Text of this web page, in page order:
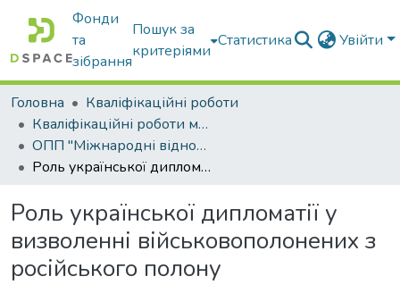
Фонди
та
зібрання
Пошук за
критеріями
Статистика Увійти
Головна
Кваліфікаційні роботи
Кваліфікаційні роботи магістрів
ОПП "Міжнародні відносини, суспільні комунікації та регіональні студії"
Роль української дипломатії у визволенні військовополонених з російського полону
Роль української дипломатії у
визволенні військовополонених з
російського полону